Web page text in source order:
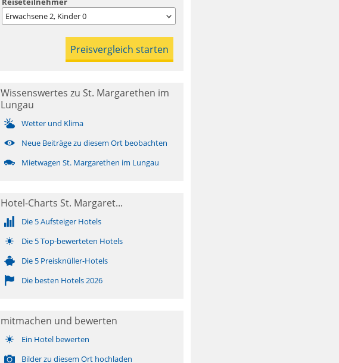
Erwachsene2, Kinder0
Wissenswertes zu St. Margarethen im
Lungau
Wetter und Klima
Neue Beiträge zu diesem Ort beobachten
Mietwagen St. Margarethen im Lungau
Hotel-Charts St. Margaret...
Die 5 Aufsteiger Hotels
Die 5 Top-bewerteten Hotels
Die 5 Preisknüller-Hotels
Die besten Hotels 2026
mitmachen und bewerten
Ein Hotel bewerten
Bilder zu diesem Ort hochladen